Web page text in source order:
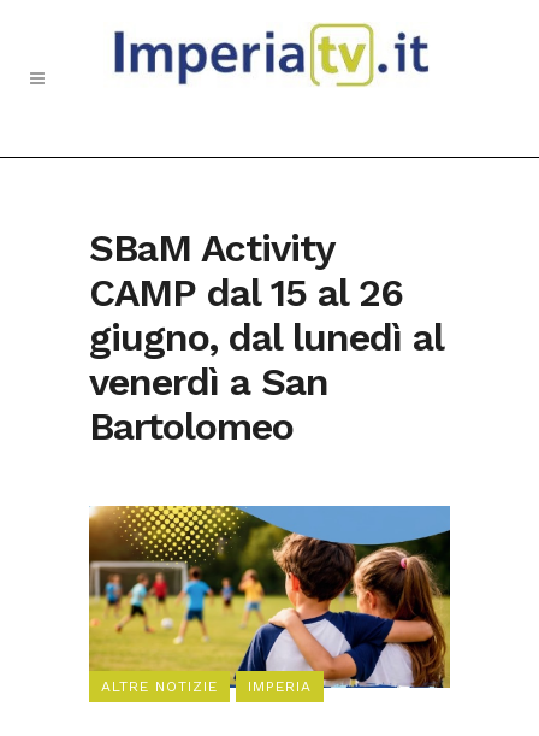
SBaM Activity
CAMP dal 15 al 26
giugno, dal lunedì al
venerdì a San
Bartolomeo
ALTRE NOTIZIE IMPERIA